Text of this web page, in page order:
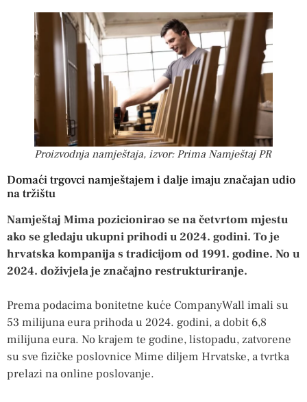
Proizvodnja namještaja, izvor: Prima Namještaj PR
Domaći trgovci namještajem i dalje imaju značajan udio
na tržištu
Namještaj Mima pozicionirao se na četvrtom mjestu
ako se gledaju ukupni prihodi u 2024. godini. To je
hrvatska kompanija s tradicijom od 1991. godine. No u
2024. doživjela je značajno restrukturiranje.
Prema podacima bonitetne kuće CompanyWall imali su
53 milijuna eura prihoda u 2024. godini, a dobit 6,8
milijuna eura. No krajem te godine, listopadu, zatvorene
su sve fizičke poslovnice Mime diljem Hrvatske, a tvrtka
prelazi na online poslovanje.